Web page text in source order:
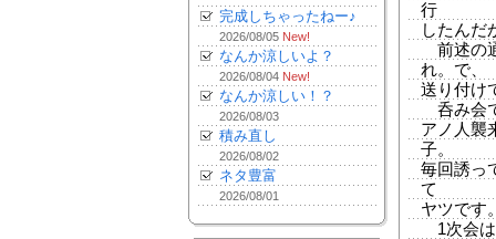
完成しちゃったねー♪
2026/08/05 New!
なんか涼しいよ？
2026/08/04 New!
なんか涼しい！？
2026/08/03
積み直し
2026/08/02
ネタ豊富
2026/08/01
行
したんだ
前述の
れ。で、
送り付け
呑み会
アノ人襲
子。
毎回誘っ
て
ヤツです
1次会は